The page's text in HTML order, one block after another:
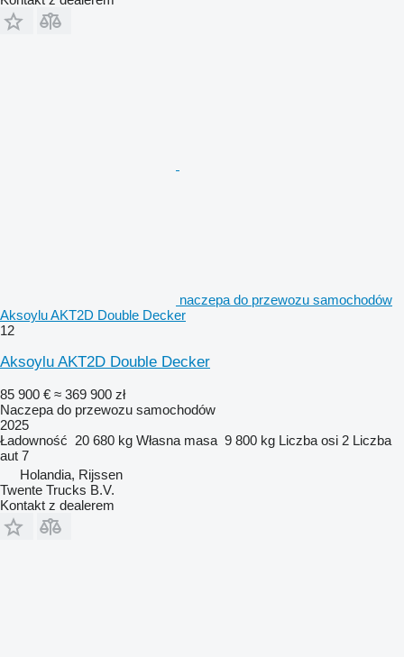
naczepa do przewozu samochodów
Aksoylu AKT2D Double Decker
12
Aksoylu AKT2D Double Decker
85 900 € ≈ 369 900 zł
Naczepa do przewozu samochodów
2025
Ładowność 20 680 kg Własna masa 9 800 kg Liczba osi 2 Liczba
aut 7
Holandia, Rijssen
Twente Trucks B.V.
Kontakt z dealerem